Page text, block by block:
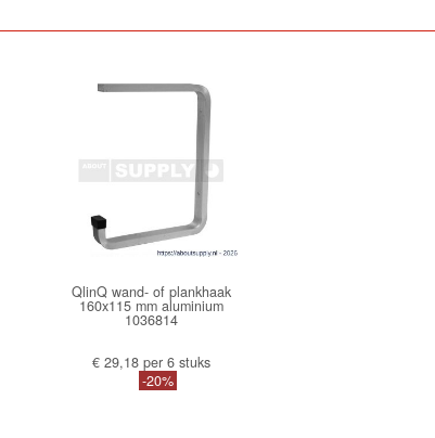
QlinQ wand- of plankhaak
160x115 mm aluminium
1036814
€ 29,18 per 6 stuks
-20%